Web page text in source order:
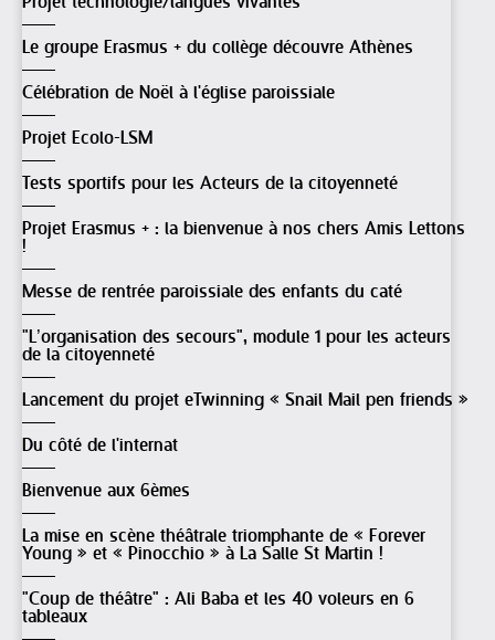
Le groupe Erasmus + du collège découvre Athènes
Célébration de Noël à l'église paroissiale
Projet Ecolo-LSM
Tests sportifs pour les Acteurs de la citoyenneté
Projet Erasmus + : la bienvenue à nos chers Amis Lettons
!
Messe de rentrée paroissiale des enfants du caté
"L’organisation des secours", module 1 pour les acteurs
de la citoyenneté
Lancement du projet eTwinning « Snail Mail pen friends »
Du côté de l'internat
Bienvenue aux 6èmes
La mise en scène théâtrale triomphante de « Forever
Young » et « Pinocchio » à La Salle St Martin !
"Coup de théâtre" : Ali Baba et les 40 voleurs en 6
tableaux